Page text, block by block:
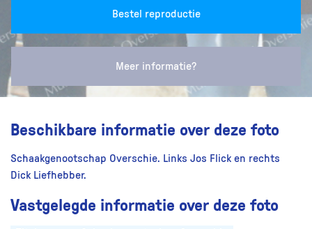
Bestel reproductie
Meer informatie?
Beschikbare informatie over deze foto
Schaakgenootschap Overschie. Links Jos Flick en rechts
Dick Liefhebber.
Vastgelegde informatie over deze foto